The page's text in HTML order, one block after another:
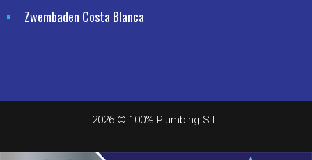
Zwembaden Costa Blanca
2026 © 100% Plumbing S.L.